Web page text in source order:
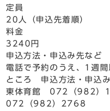
定員
20人（申込先着順）
料金
3240円
申込方法・申込み先など
電話で予約のうえ、1週
ところ 申込方法・申込
東体育館 072（982）
072（982）2768